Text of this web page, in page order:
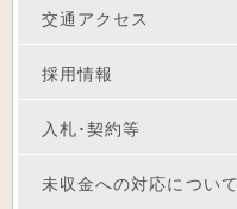
交通アクセス
採用情報
入札･契約等
未収金への対応について